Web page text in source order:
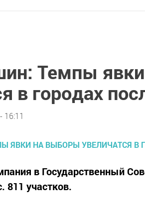
Темпы
в городах
16:11
в Государственный
811 участков.